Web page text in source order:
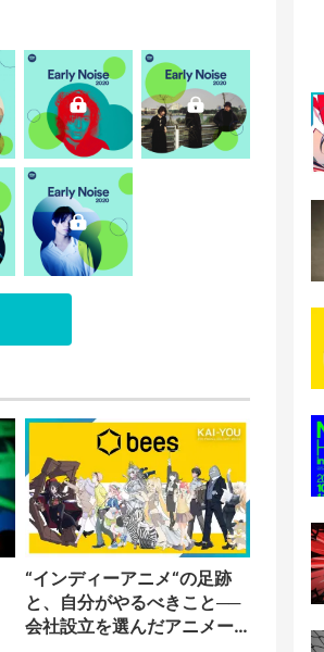
“インディーアニメ“の足跡
と、自分がやるべきこと──
会社設立を選んだアニメー